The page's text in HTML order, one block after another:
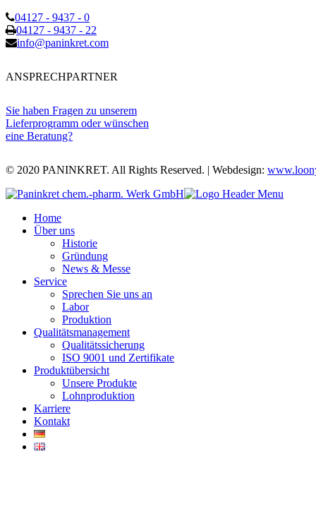
04127 - 9437 - 0
04127 - 9437 - 22
info@paninkret.com
ANSPRECHPARTNER
Sie haben Fragen zu unserem
Lieferprogramm oder wünschen
eine Beratung?
© 2020 PANINKRET. All Rights Reserved. | Webdesign:
Home
Über uns
Historie
Gründung
News & Messe
Service
Sprechen Sie uns an
Labor
Produktion
Qualitätsmanagement
Qualitätssicherung
ISO 9001 und Zertifikate
Produktübersicht
Unsere Produkte
Lohnproduktion
Karriere
Kontakt